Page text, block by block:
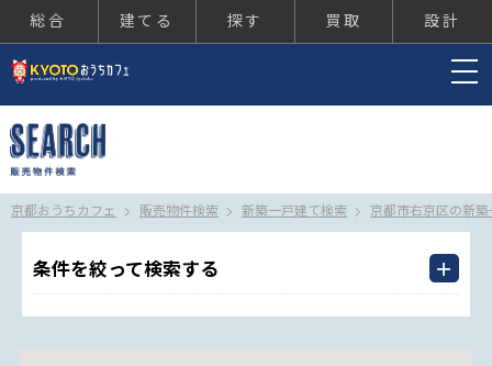
総合 建てる 探す 買取 設計
京都おうちカフェ 販売物件検索 新築一戸建て検索 京都市右京区の新
条件を絞って検索する